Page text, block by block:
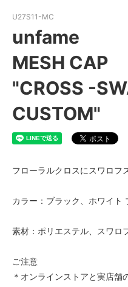
U27S11-MC
unfame
MESH CAP
"CROSS -
CUSTOM"
フローラルクロスにスワロフ
カラー：ブラック、ホワイト
素材：ポリエステル、スワロ
ご注意
＊オンラインストアと実店